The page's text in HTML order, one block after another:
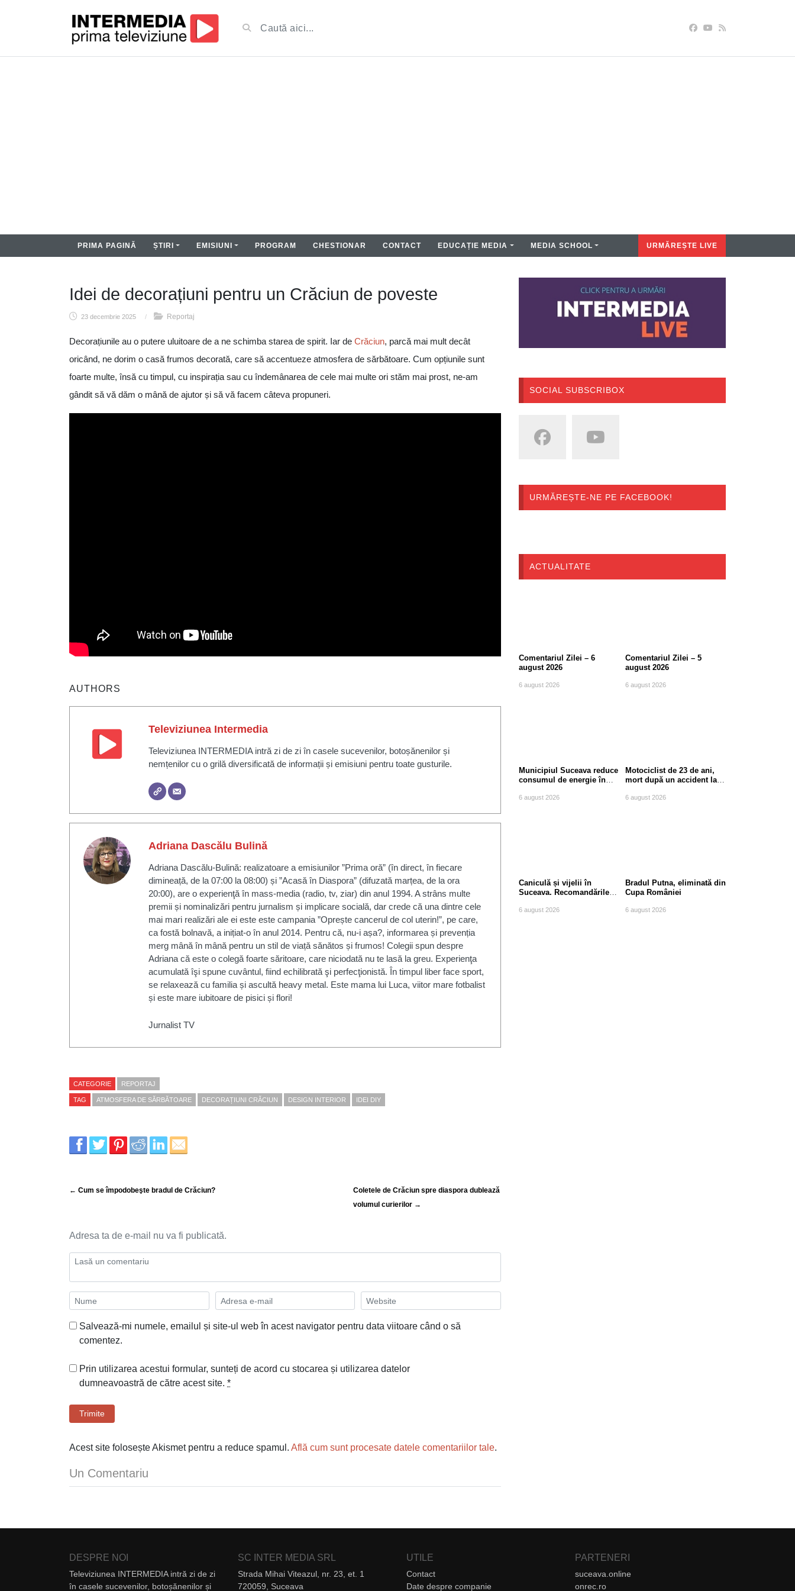
PRIMA PAGINĂ ȘTIRI EMISIUNI PROGRAM CHESTIONAR CONTACT EDUCAȚIE MEDIA MEDIA SCHOOL URMĂREȘTE LIVE
Idei de decorațiuni pentru un Crăciun de poveste
23 decembrie 2025 / Reportaj
Decorațiunile au o putere uluitoare de a ne schimba starea de spirit. Iar de Crăciun, parcă mai mult decât
oricând, ne dorim o casă frumos decorată, care să accentueze atmosfera de sărbătoare. Cum opțiunile sunt
foarte multe, însă cu timpul, cu inspirația sau cu îndemânarea de cele mai multe ori stăm mai prost, ne-am
gândit să vă dăm o mână de ajutor și să vă facem câteva propuneri.
AUTHORS
Televiziunea Intermedia
Televiziunea INTERMEDIA intră zi de zi în casele sucevenilor, botoșănenilor și
nemțenilor cu o grilă diversificată de informații și emisiuni pentru toate gusturile.
Adriana Dascălu Bulină
Adriana Dascălu-Bulină: realizatoare a emisiunilor ”Prima oră” (în direct, în fiecare
dimineață, de la 07:00 la 08:00) și ”Acasă în Diaspora” (difuzată marțea, de la ora
20:00), are o experienţă în mass-media (radio, tv, ziar) din anul 1994. A strâns multe
premii și nominalizări pentru jurnalism și implicare socială, dar crede că una dintre cele
mai mari realizări ale ei este este campania ”Oprește cancerul de col uterin!”, pe care,
ca fostă bolnavă, a inițiat-o în anul 2014. Pentru că, nu-i așa?, informarea și prevenția
merg mână în mână pentru un stil de viață sănătos și frumos! Colegii spun despre
Adriana că este o colegă foarte săritoare, care niciodată nu te lasă la greu. Experienţa
acumulată îşi spune cuvântul, fiind echilibrată şi perfecţionistă. În timpul liber face sport,
se relaxează cu familia și ascultă heavy metal. Este mama lui Luca, viitor mare fotbalist
și este mare iubitoare de pisici și flori!
Jurnalist TV
CATEGORIE REPORTAJ
TAG ATMOSFERA DE SĂRBĂTOARE DECORAȚIUNI CRĂCIUN DESIGN INTERIOR IDEI DIY
← Cum se împodobeşte bradul de Crăciun?
Coletele de Crăciun spre diaspora dublează
volumul curierilor →
Adresa ta de e-mail nu va fi publicată.
Salvează-mi numele, emailul și site-ul web în acest navigator pentru data viitoare când o să
comentez.
Prin utilizarea acestui formular, sunteți de acord cu stocarea și utilizarea datelor
dumneavoastră de către acest site. *
Trimite
Acest site folosește Akismet pentru a reduce spamul. Află cum sunt procesate datele comentariilor tale.
Un Comentariu
SOCIAL SUBSCRIBOX
URMĂREȘTE-NE PE FACEBOOK!
ACTUALITATE
Comentariul Zilei – 6
august 2026
6 august 2026
Comentariul Zilei – 5
august 2026
6 august 2026
Municipiul Suceava reduce
consumul de energie în
6 august 2026
Motociclist de 23 de ani,
mort după un accident la
6 august 2026
Caniculă și vijelii în
Suceava. Recomandările
6 august 2026
Bradul Putna, eliminată din
Cupa României
6 august 2026
DESPRE NOI
Televiziunea INTERMEDIA intră zi de zi
în casele sucevenilor, botoșănenilor și
SC INTER MEDIA SRL
Strada Mihai Viteazul, nr. 23, et. 1
720059, Suceava
UTILE
Contact
Date despre companie
PARTENERI
suceava.online
onrec.ro